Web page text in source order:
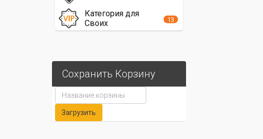
Категория для
Своих
13
Сохранить Корзину